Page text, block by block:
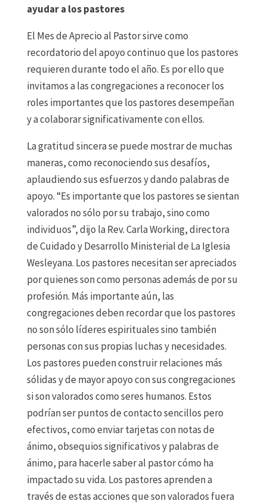
ayudar a los pastores
El Mes de Aprecio al Pastor sirve como
recordatorio del apoyo continuo que los pastores
requieren durante todo el año. Es por ello que
invitamos a las congregaciones a reconocer los
roles importantes que los pastores desempeñan
y a colaborar significativamente con ellos.
La gratitud sincera se puede mostrar de muchas
maneras, como reconociendo sus desafíos,
aplaudiendo sus esfuerzos y dando palabras de
apoyo. “Es importante que los pastores se sientan
valorados no sólo por su trabajo, sino como
individuos”, dijo la Rev. Carla Working, directora
de Cuidado y Desarrollo Ministerial de La Iglesia
Wesleyana. Los pastores necesitan ser apreciados
por quienes son como personas además de por su
profesión. Más importante aún, las
congregaciones deben recordar que los pastores
no son sólo líderes espirituales sino también
personas con sus propias luchas y necesidades.
Los pastores pueden construir relaciones más
sólidas y de mayor apoyo con sus congregaciones
si son valorados como seres humanos. Estos
podrían ser puntos de contacto sencillos pero
efectivos, como enviar tarjetas con notas de
ánimo, obsequios significativos y palabras de
ánimo, para hacerle saber al pastor cómo ha
impactado su vida. Los pastores aprenden a
través de estas acciones que son valorados fuera